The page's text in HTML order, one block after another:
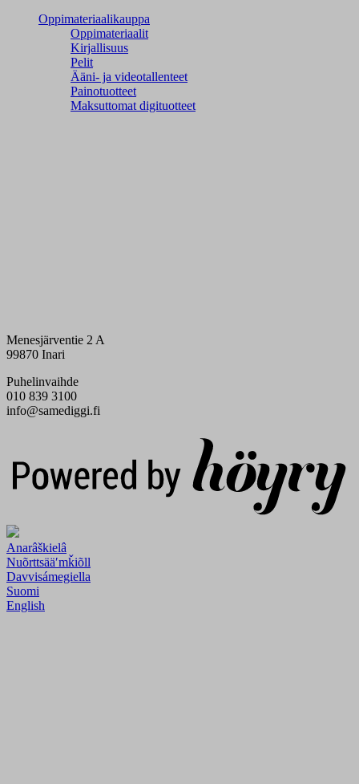
Oppimateriaalikauppa
Oppimateriaalit
Kirjallisuus
Pelit
Ääni- ja videotallenteet
Painotuotteet
Maksuttomat digituotteet
Menesjärventie 2 A
99870 Inari
Puhelinvaihde
010 839 3100
info@samediggi.fi
Anarâškielâ
Nuõrttsääʹmǩiõll
Davvisámegiella
Suomi
English